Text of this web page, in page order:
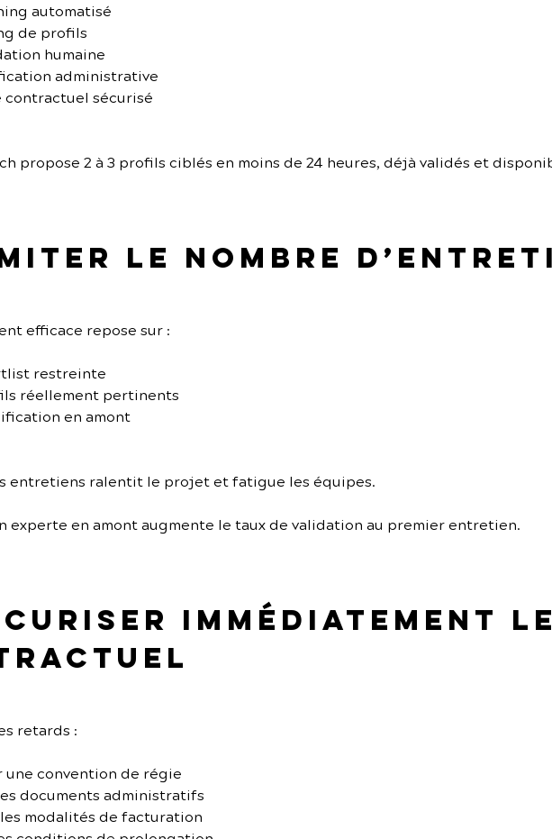
automatisé
de profils
humaine
administrative
contractuel sécurisé
propose 2 à 3 profils ciblés en moins de 24 heures, déjà validés et
le nombre
efficace repose sur :
restreinte
réellement pertinents
en amont
entretiens ralentit le projet et fatigue les équipes.
experte en amont augmente le taux de validation au premier entretien.
immédiatement
retards :
une convention de régie
documents administratifs
modalités de facturation